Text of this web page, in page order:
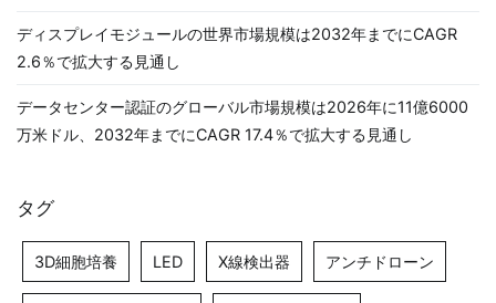
ディスプレイモジュールの世界市場規模は2032年までにCAGR
2.6％で拡大する見通し
データセンター認証のグローバル市場規模は2026年に11億6000
万米ドル、2032年までにCAGR 17.4％で拡大する見通し
タグ
3D細胞培養 LED X線検出器 アンチドローン